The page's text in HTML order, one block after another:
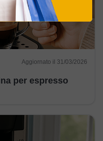
Aggiornato il 31/03/2026
per espresso